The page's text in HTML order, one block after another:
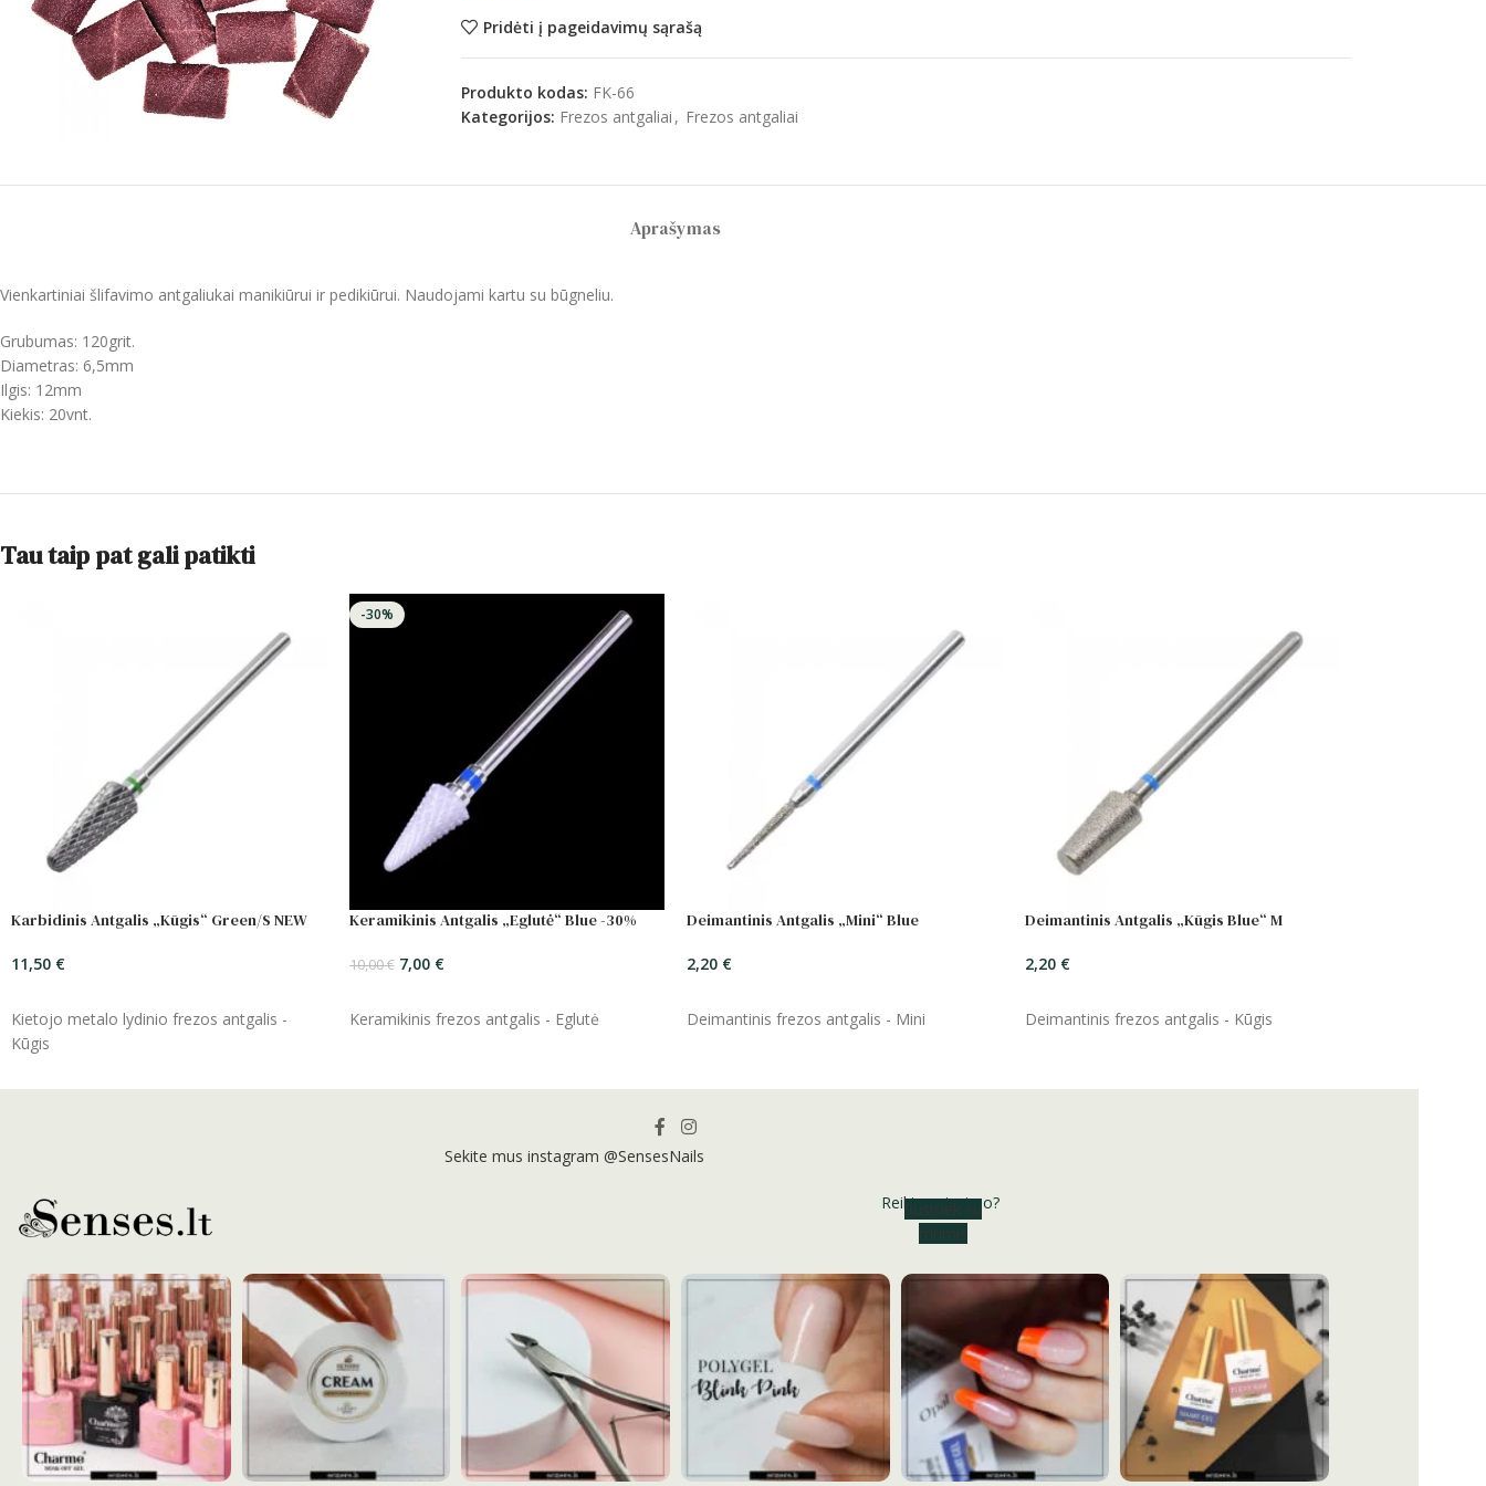
Pridėti į pageidavimų sąrašą
Produkto kodas: FK-66
Kategorijos: Frezos antgaliai , Frezos antgaliai
Aprašymas
Vienkartiniai šlifavimo antgaliukai manikiūrui ir pedikiūrui. Naudojami kartu su būgneliu.
Grubumas: 120grit.
Diametras: 6,5mm
Ilgis: 12mm
Kiekis: 20vnt.
Tau taip pat gali patikti
Karbidinis Antgalis „Kūgis“ Green/S NEW
11,50 €
Kietojo metalo lydinio frezos antgalis -
Kūgis
-30%
Keramikinis Antgalis „Eglutė“ Blue -30%
10,00€ 7,00 €
Keramikinis frezos antgalis - Eglutė
Deimantinis Antgalis „Mini“ Blue
2,20 €
Deimantinis frezos antgalis - Mini
Deimantinis Antgalis „Kūgis Blue“ M
2,20 €
Deimantinis frezos antgalis - Kūgis
Sekite mus instagram @SensesNails
Reikia patarimo?
Susisiek su
mumis